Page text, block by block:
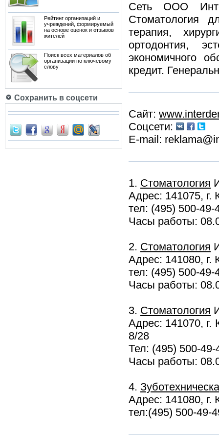
Рейтинг организаций и
учреждений, формируемый
на основе оценок и отзывов
жителей
Поиск всех материалов об
организации по ключевому
слову
Сохранить в соцсети
Сеть ООО
Стоматология
терапия,
ортодонтия,
экономичного
кредит.
Сайт:
Соцсети:
E-mail:
1. Стоматология
Адрес: 141075, г.
тел: (495) 500-
Часы работы:
2. Стоматология
Адрес: 141080, г.
тел: (495) 500-
Часы работы:
3. Стоматология
Адрес: 141070, г.
8/28
Тел: (495) 500-
Часы работы:
4.
Адрес: 141080, г.
тел:(495) 500-49-